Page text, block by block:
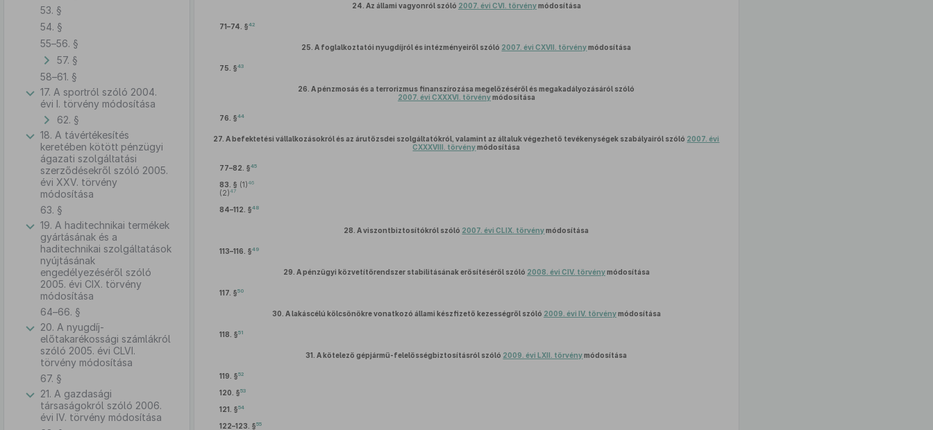
53. §
54. §
55–56. §
57. §
58–61. §
17. A sportról szóló 2004.
évi I. törvény módosítása
62. §
18. A távértékesítés
keretében kötött pénzügyi
ágazati szolgáltatási
szerződésekről szóló 2005.
évi XXV. törvény
módosítása
63. §
19. A haditechnikai termékek
gyártásának és a
haditechnikai szolgáltatások
nyújtásának
engedélyezéséről szóló
2005. évi CIX. törvény
módosítása
64–66. §
20. A nyugdíj-
előtakarékossági számlákról
szóló 2005. évi CLVI.
törvény módosítása
67. §
21. A gazdasági
társaságokról szóló 2006.
évi IV. törvény módosítása
24. Az állami vagyonról szóló 2007. évi CVI. törvénymódosítása
71–74. §42
25. A foglalkoztatói nyugdíjról és intézményeiről szóló 2007. évi CXVII. törvénymódosítása
75. §43
26. A pénzmosás és a terrorizmus finanszírozása megelőzéséről és megakadályozásáról szóló
2007. évi CXXXVI. törvénymódosítása
76. §44
27. A befektetési vállalkozásokról és az árutőzsdei szolgáltatókról, valamint az általuk végezhető tevékenységek szabályairól szóló 2007. évi
CXXXVIII. törvénymódosítása
77–82. §45
83. § (1)46
(2)47
84–112. §48
28. A viszontbiztosítókról szóló 2007. évi CLIX. törvénymódosítása
113–116. §49
29. A pénzügyi közvetítőrendszer stabilitásának erősítéséről szóló 2008. évi CIV. törvénymódosítása
117. §50
30. A lakáscélú kölcsönökre vonatkozó állami készfizető kezességről szóló 2009. évi IV. törvénymódosítása
118. §51
31. A kötelező gépjármű-felelősségbiztosításról szóló 2009. évi LXII. törvénymódosítása
119. §52
120. §53
121. §54
122–123. §55